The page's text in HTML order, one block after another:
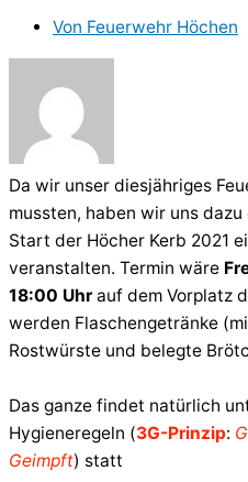
Von Feuerwehr Höchen
Da wir unser diesjähriges
mussten, haben wir uns
Start der Höcher Kerb 2021
veranstalten. Termin wäre
18:00 Uhr auf dem Vorplatz
werden Flaschengetränke
Rostwürste und belegte
Das ganze findet natürlich
Hygieneregeln (3G-Prinzip:
Geimpft) statt